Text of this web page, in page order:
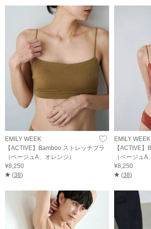
EMILY WEEK
【ACTIVE】Bamboo ストレッチブラ
（ベージュA、オレンジ）
¥8,250
(38)
EMILY WEEK
【ACTIVE
（ベージュA
¥8,250
(38)